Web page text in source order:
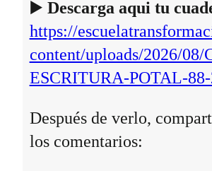
▶️ Descarga aqui tu
https://
content/uploads/2026/
ESCRITURA-POTAL-
Después de verlo,
los comentarios: